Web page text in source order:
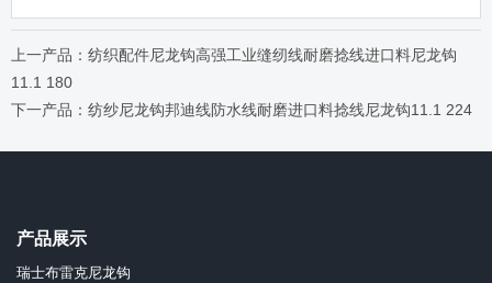
上一产品：纺织配件尼龙钩高强工业缝纫线耐磨捻线进口料尼龙钩
11.1 180
下一产品：纺纱尼龙钩邦迪线防水线耐磨进口料捻线尼龙钩11.1 224
产品展示
瑞士布雷克尼龙钩